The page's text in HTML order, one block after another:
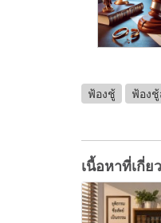
ฟ้องชู้ ฟ้องชู้
เนื้อหาที่เกี่ย